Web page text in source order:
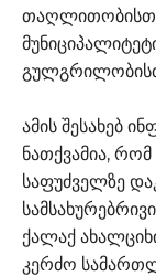
ამის შესახებ
ნათქვამია,
საფუძველზე
ქალაქ
კერძო